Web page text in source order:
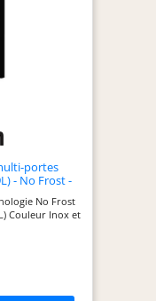
à distance.
largeur
et
667
un
épuré qui
facilement
portes
- No Frost -
No Frost
Couleur Inox et